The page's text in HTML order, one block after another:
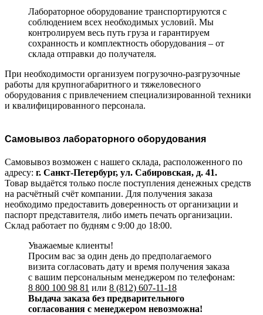
Лабораторное оборудование транспортируются с
соблюдением всех необходимых условий. Мы
контролируем весь путь груза и гарантируем
сохранность и комплектность оборудования – от
склада отправки до получателя.
При необходимости организуем погрузочно-разгрузочные
работы для крупногабаритного и тяжеловесного
оборудования с привлечением специализированной техники
и квалифицированного персонала.
Самовывоз лабораторного оборудования
Самовывоз возможен с нашего склада, расположенного по
адресу: г. Санкт-Петербург, ул. Сабировская, д. 41.
Товар выдаётся только после поступления денежных средств
на расчётный счёт компании. Для получения заказа
необходимо предоставить доверенность от организации и
паспорт представителя, либо иметь печать организации.
Склад работает по будням с 9:00 до 18:00.
Уважаемые клиенты!
Просим вас за один день до предполагаемого
визита согласовать дату и время получения заказа
с вашим персональным менеджером по телефонам:
8 800 100 98 81 или 8 (812) 607-11-18
Выдача заказа без предварительного
согласования с менеджером невозможна!